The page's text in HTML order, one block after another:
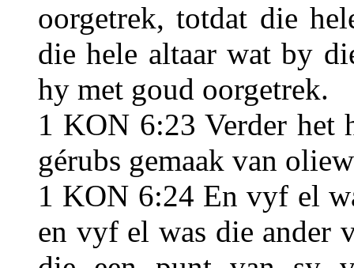
oorgetrek, totdat die
die hele altaar wat by
hy met goud oorgetrek.
1 KON 6:23 Verder het
gérubs gemaak van
1 KON 6:24 En vyf el
en vyf el was die ander